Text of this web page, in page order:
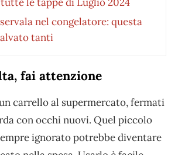
nel congelatore: questa
tanti
fai attenzione
carrello al supermercato, fermati
con occhi nuovi. Quel piccolo
ignorato potrebbe diventare